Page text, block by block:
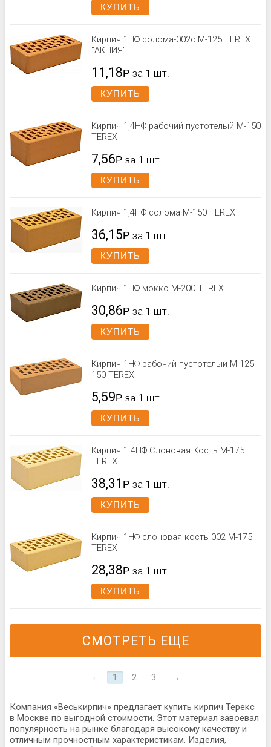
КУПИТЬ
Кирпич 1НФ солома-002с М-125 TEREX
"АКЦИЯ"
11,18Р за 1 шт.
КУПИТЬ
Кирпич 1,4НФ рабочий пустотелый М-150
TEREX
7,56Р за 1 шт.
КУПИТЬ
Кирпич 1,4НФ солома М-150 TEREX
36,15Р за 1 шт.
КУПИТЬ
Кирпич 1НФ мокко М-200 TEREX
30,86Р за 1 шт.
КУПИТЬ
Кирпич 1НФ рабочий пустотелый М-125-
150 TEREX
5,59Р за 1 шт.
КУПИТЬ
Кирпич 1.4НФ Слоновая Кость М-175
TEREX
38,31 Р за 1 шт.
КУПИТЬ
Кирпич 1НФ слоновая кость 002 М-175
TEREX
28,38Р за 1 шт.
КУПИТЬ
СМОТРЕТЬ ЕЩЕ
← 1 2 3 →
Компания «Веськирпич» предлагает купить кирпич Терекс
в Москве по выгодной стоимости. Этот материал завоевал
популярность на рынке благодаря высокому качеству и
отличным прочностным характеристикам. Изделия,